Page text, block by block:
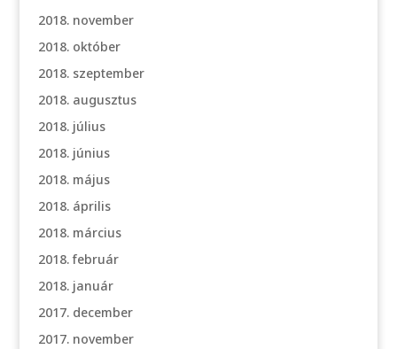
2018. november
2018. október
2018. szeptember
2018. augusztus
2018. július
2018. június
2018. május
2018. április
2018. március
2018. február
2018. január
2017. december
2017. november